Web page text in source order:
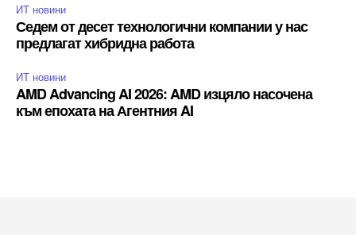
ИТ новини
Седем от десет технологични компании у нас
предлагат хибридна работа
ИТ новини
AMD Advancing AI 2026: AMD изцяло насочена
към епохата на Агентния AI